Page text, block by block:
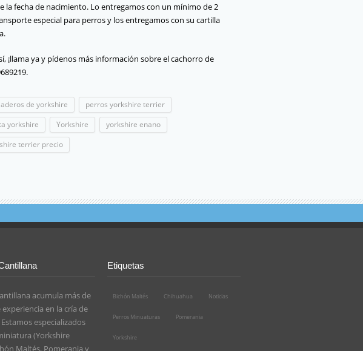
la fecha de nacimiento. Lo entregamos con un mínimo de 2
especial para perros y los entregamos con su cartilla
¡llama ya y pídenos más información sobre el cachorro de
de yorkshire
perros yorkshire terrier
yorkshire Yorkshire
yorkshire enano
terrier precio
acumula más de
experiencia en la cría de
especializados
(Yorkshire
Maltés, Pomerania y
Etiquetas
Bichón Maltés Chihuahua Noticias
Perros Minuaturas Pomerania
Yorkshire